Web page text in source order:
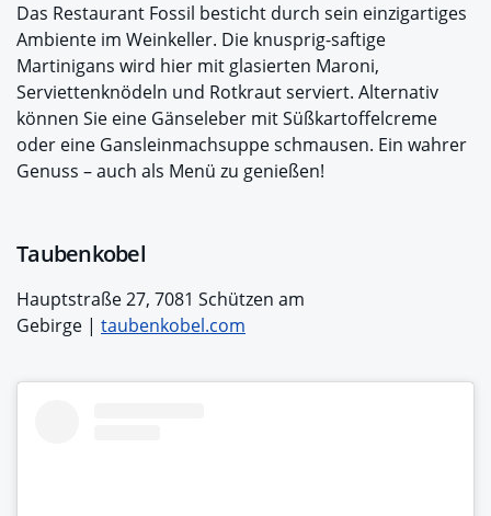
Das Restaurant Fossil besticht durch sein einzigartiges
Ambiente im Weinkeller. Die knusprig-saftige
Martinigans wird hier mit glasierten Maroni,
Serviettenknödeln und Rotkraut serviert. Alternativ
können Sie eine Gänseleber mit Süßkartoffelcreme
oder eine Gansleinmachsuppe schmausen. Ein wahrer
Genuss – auch als Menü zu genießen!
Taubenkobel
Hauptstraße 27, 7081 Schützen am
Gebirge | taubenkobel.com